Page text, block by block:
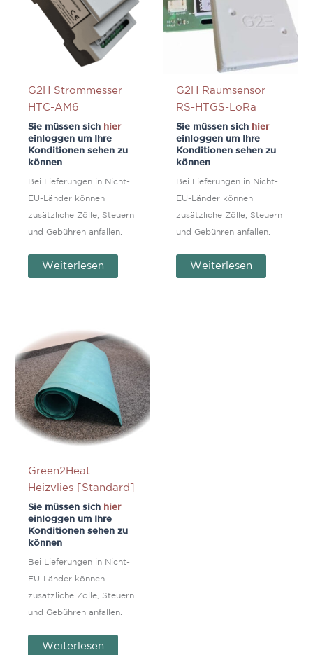
G2H Strommesser
HTC-AM6
Sie müssen sich hier
einloggen um Ihre
Konditionen sehen zu
können
Bei Lieferungen in Nicht-
EU-Länder können
zusätzliche Zölle, Steuern
und Gebühren anfallen.
Weiterlesen
G2H Raumsensor
RS-HTGS-LoRa
Sie müssen sich hier
einloggen um Ihre
Konditionen sehen zu
können
Bei Lieferungen in Nicht-
EU-Länder können
zusätzliche Zölle, Steuern
und Gebühren anfallen.
Weiterlesen
Green2Heat
Heizvlies [Standard]
Sie müssen sich hier
einloggen um Ihre
Konditionen sehen zu
können
Bei Lieferungen in Nicht-
EU-Länder können
zusätzliche Zölle, Steuern
und Gebühren anfallen.
Weiterlesen